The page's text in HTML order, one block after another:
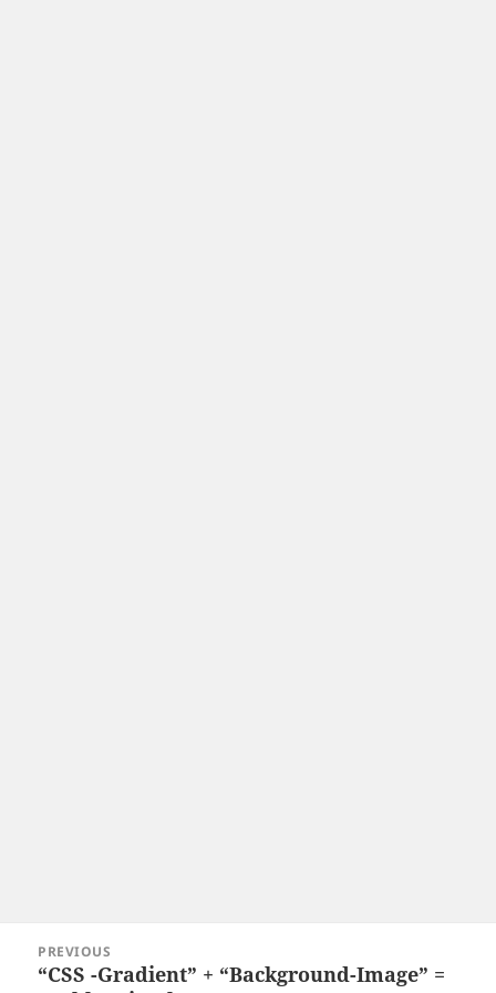
navigation
PREVIOUS
Previous
“CSS -Gradient” + “Background-Image” =